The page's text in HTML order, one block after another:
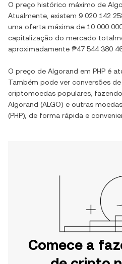
O preço histórico máximo de
Atualmente, existem 9 020 142
uma oferta máxima de 10 000
capitalização do mercado
aproximadamente ₱47 544 380
O preço de Algorand em PHP é
Também pode ver conversões de
criptomoedas populares,
Algorand (ALGO) e outras
(PHP), de forma rápida e
Comece a